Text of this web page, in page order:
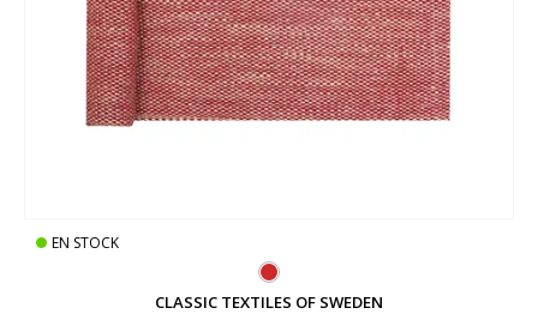
EN STOCK
CLASSIC TEXTILES OF SWEDEN